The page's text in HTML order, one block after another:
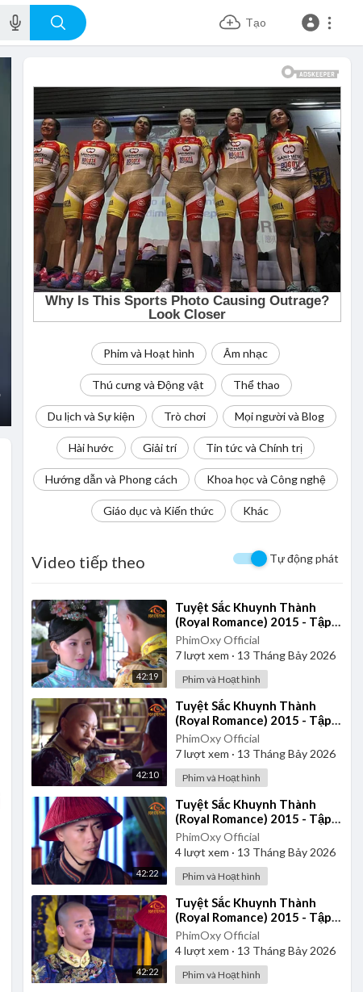
Tạo
Phim và Hoạt hình Âm nhạc
Thú cưng và Động vật Thể thao
Du lịch và Sự kiện Trò chơi Mọi người và Blog
Hài hước Giải trí Tin tức và Chính trị
Hướng dẫn và Phong cách Khoa học và Công nghệ
Giáo dục và Kiến thức Khác
Video tiếp theo Tự động phát
42:19
⁣Tuyệt Sắc Khuynh Thành
(Royal Romance) 2015 - Tập
30 | Lồng Tiếng
PhimOxy Official
7lượt xem · 13 Tháng Bảy 2026
Phim và Hoạt hình
42:10
⁣Tuyệt Sắc Khuynh Thành
(Royal Romance) 2015 - Tập
29 | Lồng Tiếng
PhimOxy Official
7lượt xem · 13 Tháng Bảy 2026
Phim và Hoạt hình
42:22
⁣Tuyệt Sắc Khuynh Thành
(Royal Romance) 2015 - Tập
40 | Lồng Tiếng
PhimOxy Official
4lượt xem · 13 Tháng Bảy 2026
Phim và Hoạt hình
42:22
⁣Tuyệt Sắc Khuynh Thành
(Royal Romance) 2015 - Tập
39 | Lồng Tiếng
PhimOxy Official
4lượt xem · 13 Tháng Bảy 2026
Phim và Hoạt hình